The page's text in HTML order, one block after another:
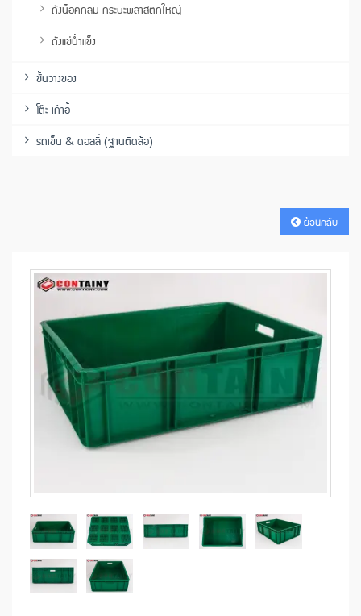
ถังน็อคกลม กระบะพลาสติกใหญ่
ถังแช่น้ำแข็ง
ชั้นวางของ
โต๊ะ เก้าอี้
รถเข็น & ดอลลี่ (ฐานติดล้อ)
ย้อนกลับ